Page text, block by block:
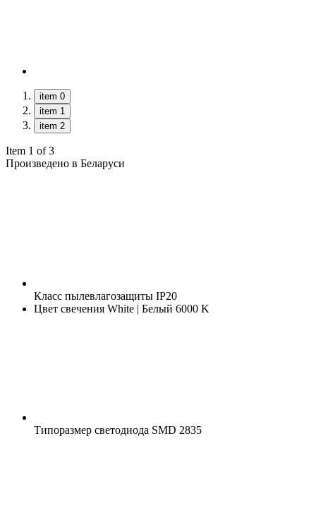
item 0
item 1
item 2
Item 1 of 3
Произведено в Беларуси
Класс пылевлагозащиты IP20
Цвет свечения White | Белый 6000 K
Типоразмер светодиода SMD 2835